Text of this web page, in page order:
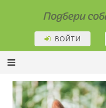
Подбери собаку!
ВОЙТИ